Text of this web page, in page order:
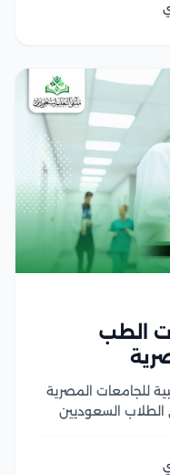
الطب
للجامعات المصرية
السعوديين
المحول منها